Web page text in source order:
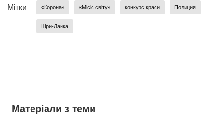
Мітки «Корона» «Місіс світу» конкурс краси Полиция
Шри-Ланка
Матеріали з теми